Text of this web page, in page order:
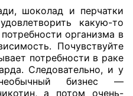
шоколад и перчатки
какую-то
организма в
Почувствуйте
потребности в раке
Следовательно, и у
бизнес —
а потом очень-